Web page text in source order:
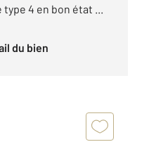
4 en bon état ...
du bien